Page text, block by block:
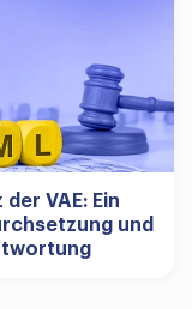
VAE: Ein
und